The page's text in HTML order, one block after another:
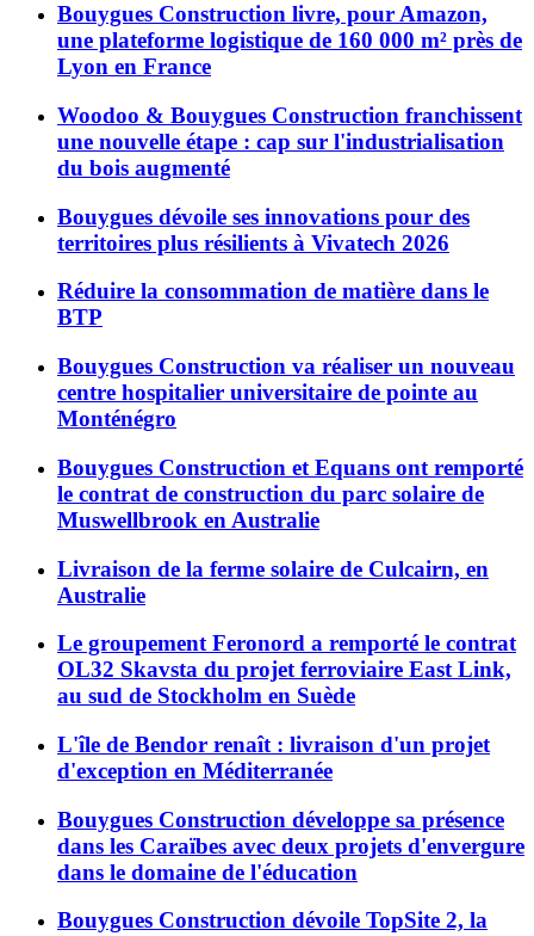
Bouygues Construction livre, pour Amazon,
une plateforme logistique de 160 000 m² près de
Lyon en France
Woodoo & Bouygues Construction franchissent
une nouvelle étape : cap sur l'industrialisation
du bois augmenté
Bouygues dévoile ses innovations pour des
territoires plus résilients à Vivatech 2026
Réduire la consommation de matière dans le
BTP
Bouygues Construction va réaliser un nouveau
centre hospitalier universitaire de pointe au
Monténégro
Bouygues Construction et Equans ont remporté
le contrat de construction du parc solaire de
Muswellbrook en Australie
Livraison de la ferme solaire de Culcairn, en
Australie
Le groupement Feronord a remporté le contrat
OL32 Skavsta du projet ferroviaire East Link,
au sud de Stockholm en Suède
L'île de Bendor renaît : livraison d'un projet
d'exception en Méditerranée
Bouygues Construction développe sa présence
dans les Caraïbes avec deux projets d'envergure
dans le domaine de l'éducation
Bouygues Construction dévoile TopSite 2, la